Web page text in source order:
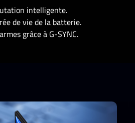
intelligente.
de vie de la batterie.
grâce à G-SYNC.